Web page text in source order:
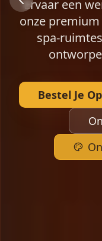
Ervaar een
onze
spa-
Bestel Je